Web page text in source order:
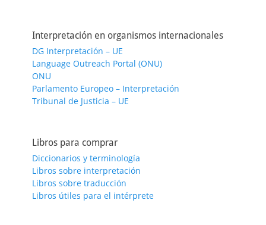
Interpretación en organismos internacionales
DG Interpretación – UE
Language Outreach Portal (ONU)
ONU
Parlamento Europeo – Interpretación
Tribunal de Justicia – UE
Libros para comprar
Diccionarios y terminología
Libros sobre interpretación
Libros sobre traducción
Libros útiles para el intérprete